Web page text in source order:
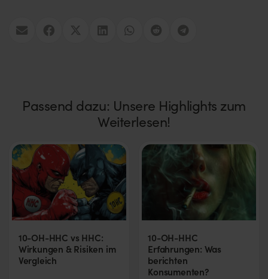
Passend dazu: Unsere Highlights zum
Weiterlesen!
10-OH-HHC vs HHC:
Wirkungen & Risiken im
Vergleich
10-OH-HHC
Erfahrungen: Was
berichten
Konsumenten?